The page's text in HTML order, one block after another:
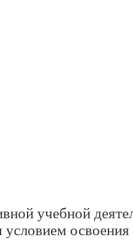
учебной
условием